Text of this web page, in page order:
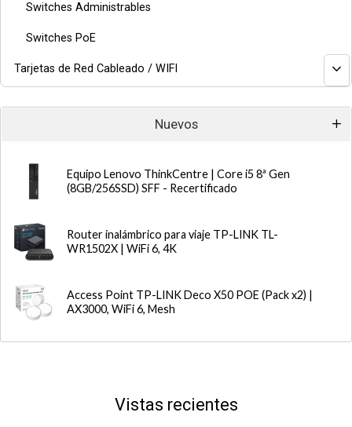
Switches Administrables
Switches PoE
Tarjetas de Red Cableado / WIFI
Nuevos
Equipo Lenovo ThinkCentre | Core i5 8ª Gen
(8GB/256SSD) SFF - Recertificado
Router inalámbrico para viaje TP-LINK TL-
WR1502X | WiFi 6, 4K
Access Point TP-LINK Deco X50 POE (Pack x2) |
AX3000, WiFi 6, Mesh
Vistas recientes